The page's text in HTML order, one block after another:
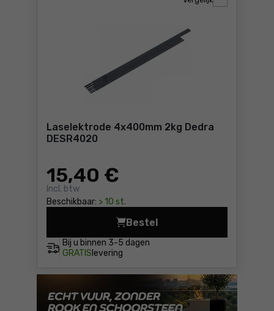
Laselektrode 4x400mm 2kg Dedra
DESR4020
15,40 €
Incl. btw
Beschikbaar: > 10 st.
Bij u binnen 3-5 dagen
GRATIS levering
Bestel
Laselektrode 4x400mm